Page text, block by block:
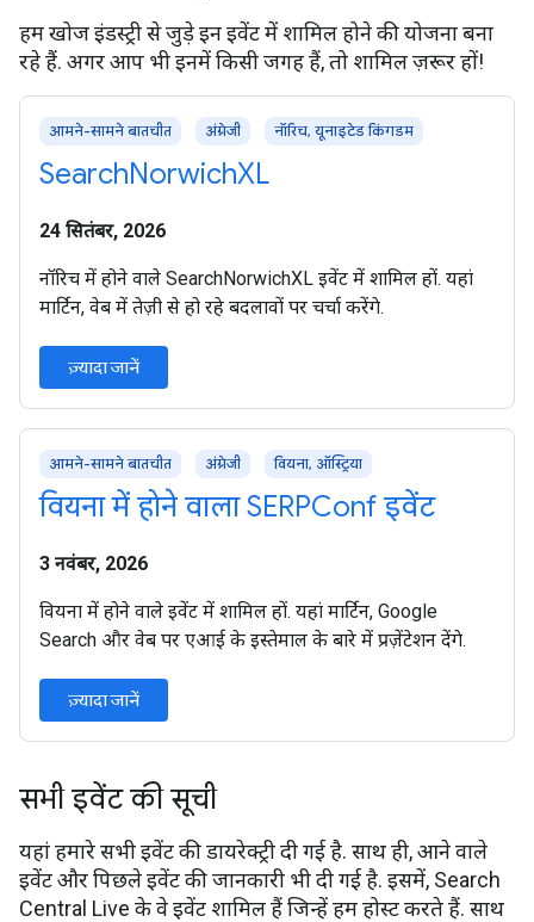
हम खोज इंडस्ट्री से जुड़े इन इवेंट में शामिल होने की योजना बना
रहे हैं. अगर आप भी इनमें किसी जगह हैं, तो शामिल ज़रूर हों!
आमने-सामने बातचीत अंग्रेजी नॉरिच, यूनाइटेड किंगडम
SearchNorwichXL
24 सितंबर, 2026
नॉरिच में होने वाले SearchNorwichXL इवेंट में शामिल हों. यहां
मार्टिन, वेब में तेज़ी से हो रहे बदलावों पर चर्चा करेंगे.
ज़्यादा जानें
आमने-सामने बातचीत अंग्रेजी वियना, ऑस्ट्रिया
वियना में होने वाला SERPConf इवेंट
3 नवंबर, 2026
वियना में होने वाले इवेंट में शामिल हों. यहां मार्टिन, Google
Search और वेब पर एआई के इस्तेमाल के बारे में प्रज़ेंटेशन देंगे.
ज़्यादा जानें
सभी इवेंट की सूची
यहां हमारे सभी इवेंट की डायरेक्ट्री दी गई है. साथ ही, आने वाले
इवेंट और पिछले इवेंट की जानकारी भी दी गई है. इसमें, Search
Central Live के वे इवेंट शामिल हैं जिन्हें हम होस्ट करते हैं. साथ